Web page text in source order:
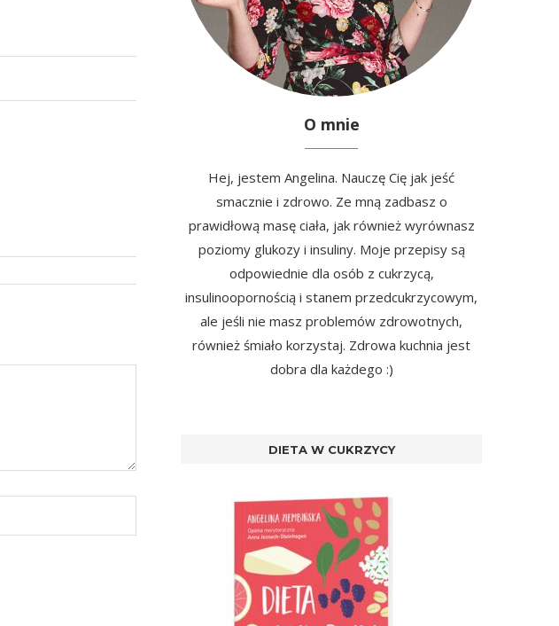
O mnie
Hej, jestem Angelina. Nauczę Cię jak jeść
smacznie i zdrowo. Ze mną zadbasz o
prawidłową masę ciała, jak również wyrównasz
poziomy glukozy i insuliny. Moje przepisy są
odpowiednie dla osób z cukrzycą,
insulinoopornością i stanem przedcukrzycowym,
ale jeśli nie masz problemów zdrowotnych,
również śmiało korzystaj. Zdrowa kuchnia jest
dobra dla każdego :)
DIETA W CUKRZYCY